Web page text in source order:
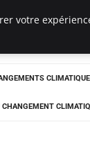
CHANGEMENT
votre